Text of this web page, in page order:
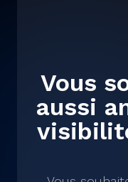
Vous
aussi